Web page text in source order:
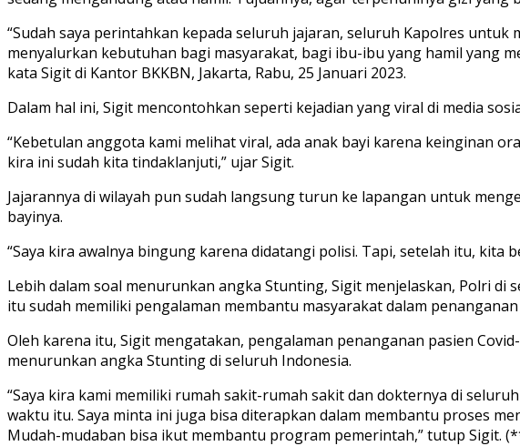
“Sudah saya perintahkan kepada seluruh jajaran, seluruh Kapolres
menyalurkan kebutuhan bagi masyarakat, bagi ibu-ibu yang hamil yang
kata Sigit di Kantor BKKBN, Jakarta, Rabu, 25 Januari 2023.
Dalam hal ini, Sigit mencontohkan seperti kejadian yang viral di media
“Kebetulan anggota kami melihat viral, ada anak bayi karena keinginan
kira ini sudah kita tindaklanjuti,” ujar Sigit.
Jajarannya di wilayah pun sudah langsung turun ke lapangan untuk
bayinya.
“Saya kira awalnya bingung karena didatangi polisi. Tapi, setelah itu,
Lebih dalam soal menurunkan angka Stunting, Sigit menjelaskan, Polri
itu sudah memiliki pengalaman membantu masyarakat dalam penanganan
Oleh karena itu, Sigit mengatakan, pengalaman penanganan pasien
menurunkan angka Stunting di seluruh Indonesia.
“Saya kira kami memiliki rumah sakit-rumah sakit dan dokternya di
waktu itu. Saya minta ini juga bisa diterapkan dalam membantu proses
Mudah-mudaban bisa ikut membantu program pemerintah,” tutup Sigit.